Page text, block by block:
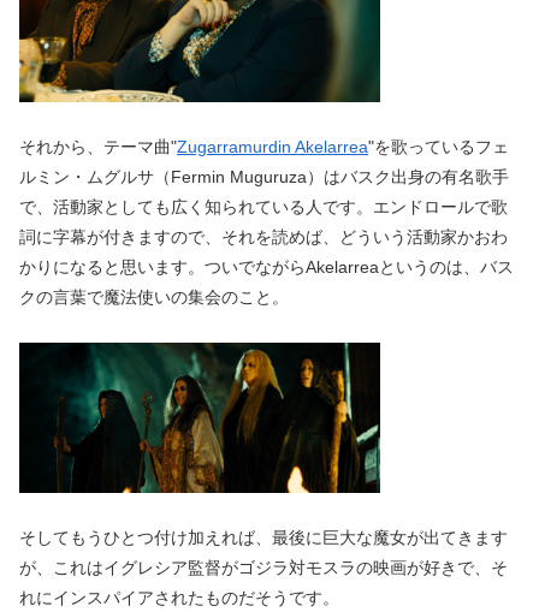
それから、テーマ曲"Zugarramurdin Akelarrea"を歌っているフェ
ルミン・ムグルサ（Fermin Muguruza）はバスク出身の有名歌手
で、活動家としても広く知られている人です。エンドロールで歌
詞に字幕が付きますので、それを読めば、どういう活動家かおわ
かりになると思います。ついでながらAkelarreaというのは、バス
クの言葉で魔法使いの集会のこと。
そしてもうひとつ付け加えれば、最後に巨大な魔女が出てきます
が、これはイグレシア監督がゴジラ対モスラの映画が好きで、そ
れにインスパイアされたものだそうです。